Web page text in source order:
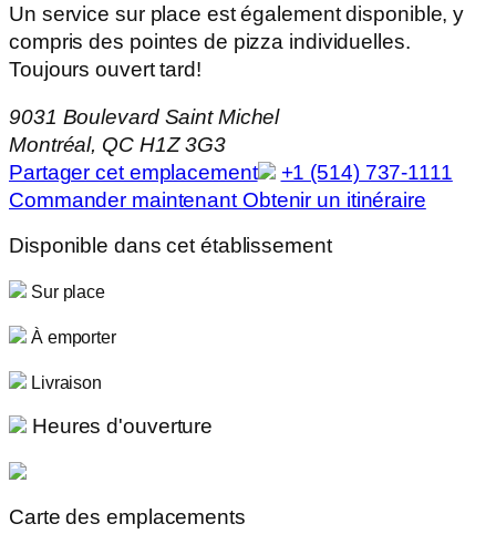
Un service sur place est également disponible, y
compris des pointes de pizza individuelles.
Toujours ouvert tard!
9031 Boulevard Saint Michel
Montréal, QC H1Z 3G3
Partager cet emplacement
+1 (514) 737-1111
Commander maintenant Obtenir un itinéraire
Disponible dans cet établissement
Sur place
À emporter
Livraison
Heures d'ouverture
Carte des emplacements